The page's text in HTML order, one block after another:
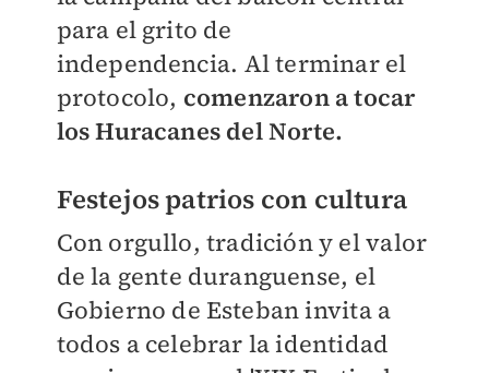
para el grito de
independencia. Al terminar el
protocolo, comenzaron a tocar
los Huracanes del Norte.
Festejos patrios con cultura
Con orgullo, tradición y el valor
de la gente duranguense, el
Gobierno de Esteban invita a
todos a celebrar la identidad